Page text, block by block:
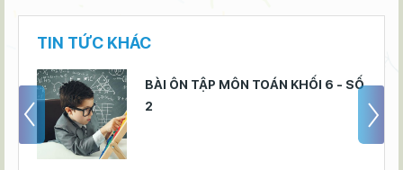
TIN TỨC KHÁC
BÀI ÔN TẬP MÔN TOÁN KHỐI 6 - SỐ
2